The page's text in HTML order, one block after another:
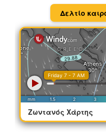
Δελτίο
Ζωντανός Χάρτης